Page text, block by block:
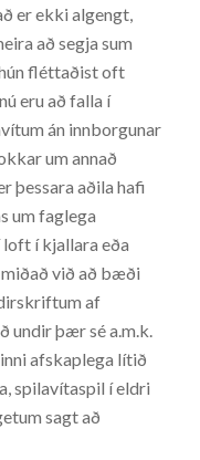
er ekki algengt,
að segja sum
fléttaðist oft
eru að falla í
án innborgunar
um annað
þessara aðila hafi
um faglega
loft í kjallara eða
við að bæði
af
undir þær sé a.m.k.
afskaplega lítið
spilavítaspil í eldri
sagt að